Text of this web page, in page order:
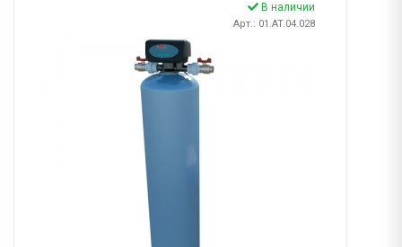
В наличии
Арт.: 01.AT.04.028